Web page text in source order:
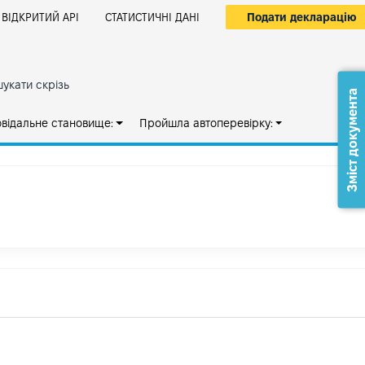
ВІДКРИТИЙ АРІ СТАТИСТИЧНІ ДАНІ Подати декларацію
скрізь
становище: Пройшла автоперевірку: Зміст документа